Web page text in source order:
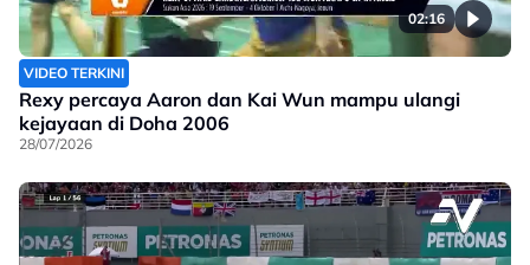
02:16
VIDEO TERKINI
Rexy percaya Aaron dan Kai Wun mampu ulangi
kejayaan di Doha 2006
28/07/2026